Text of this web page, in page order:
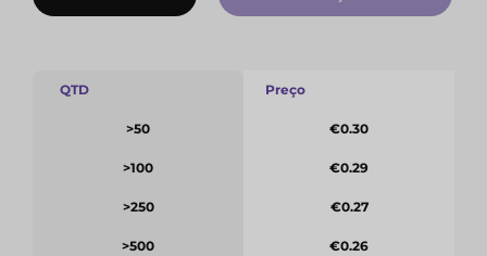
QTD
>50
>100
>250
>500
Preço
€0.30
€0.29
€0.27
€0.26